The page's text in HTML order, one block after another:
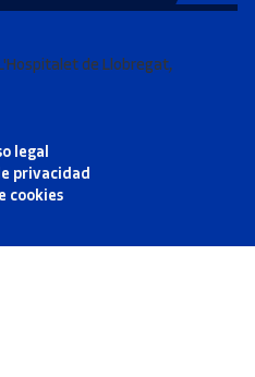
de Llobregat,
legal
privacidad
cookies